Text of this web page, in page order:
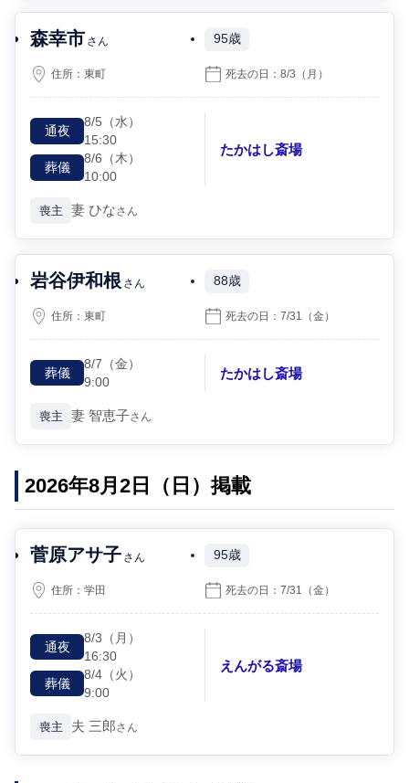
森幸市 さん 95歳
住所：東町 死去の日：8/3 （月）
通夜
8/5 （水）
15:30
葬儀
8/6 （木）
10:00
たかはし斎場
喪主 妻 ひなさん
岩谷伊和根 さん 88歳
住所：東町 死去の日：7/31 （金）
葬儀
8/7 （金）
9:00
たかはし斎場
喪主 妻 智恵子さん
2026年8月2日（日）掲載
菅原アサ子 さん 95歳
住所：学田 死去の日：7/31 （金）
通夜
8/3 （月）
16:30
葬儀
8/4 （火）
9:00
えんがる斎場
喪主 夫 三郎さん